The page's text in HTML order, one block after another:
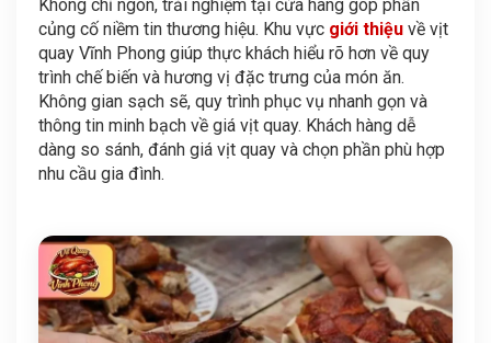
Không chỉ ngon, trải nghiệm tại cửa hàng góp phần
củng cố niềm tin thương hiệu. Khu vực giới thiệu về vịt
quay Vĩnh Phong giúp thực khách hiểu rõ hơn về quy
trình chế biến và hương vị đặc trưng của món ăn.
Không gian sạch sẽ, quy trình phục vụ nhanh gọn và
thông tin minh bạch về giá vịt quay. Khách hàng dễ
dàng so sánh, đánh giá vịt quay và chọn phần phù hợp
nhu cầu gia đình.